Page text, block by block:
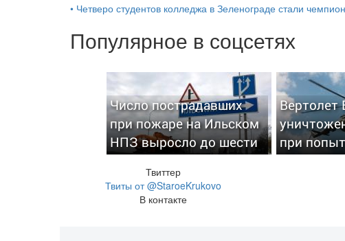
• Четверо студентов колледжа в Зеленограде стали
Популярное в соцсетях
Число пострадавших
при пожаре на Ильском
НПЗ выросло до шести
Вертолет
при
Твиттер
Твиты от @StaroeKrukovo
В контакте